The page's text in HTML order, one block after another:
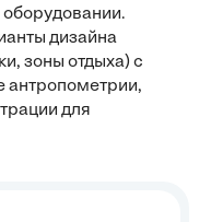
дизайна
зоны отдыха) с
антропометрии,
для